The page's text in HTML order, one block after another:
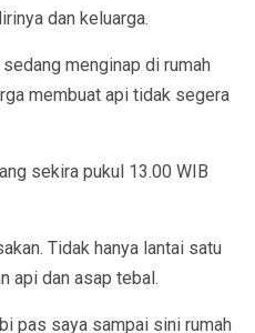
dan keluarga.
menginap di rumah
membuat api tidak segera
sekira pukul 13.00 WIB
Tidak hanya lantai satu
api dan asap tebal.
pas saya sampai sini rumah